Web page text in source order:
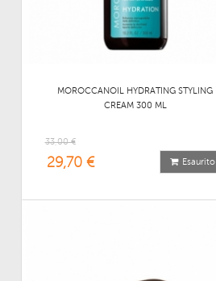
MOROCCANOIL HYDRATING STYLING
CREAM 300 ML
33,00 €
29,70 € Esaurito